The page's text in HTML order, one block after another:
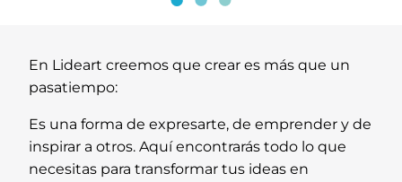
En Lideart creemos que crear es más que un
pasatiempo:
Es una forma de expresarte, de emprender y de
inspirar a otros. Aquí encontrarás todo lo que
necesitas para transformar tus ideas en